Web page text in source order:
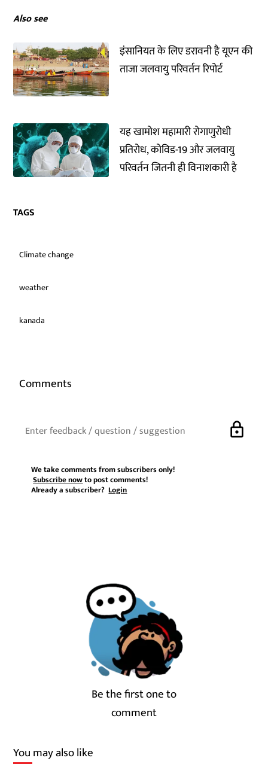
Also see
इंसानियत के लिए डरावनी है यूएन की
ताजा जलवायु परिवर्तन रिपोर्ट
यह खामोश महामारी रोगाणुरोधी
प्रतिरोध, कोविड-19 और जलवायु
परिवर्तन जितनी ही विनाशकारी है
TAGS
Climate change
weather
kanada
Comments
lock
We take comments from subscribers only!
Subscribe nowto post comments!
Already a subscriber?Login
Be the first one to
comment
You may also like